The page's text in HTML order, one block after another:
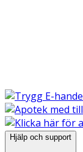
Hjälp och support